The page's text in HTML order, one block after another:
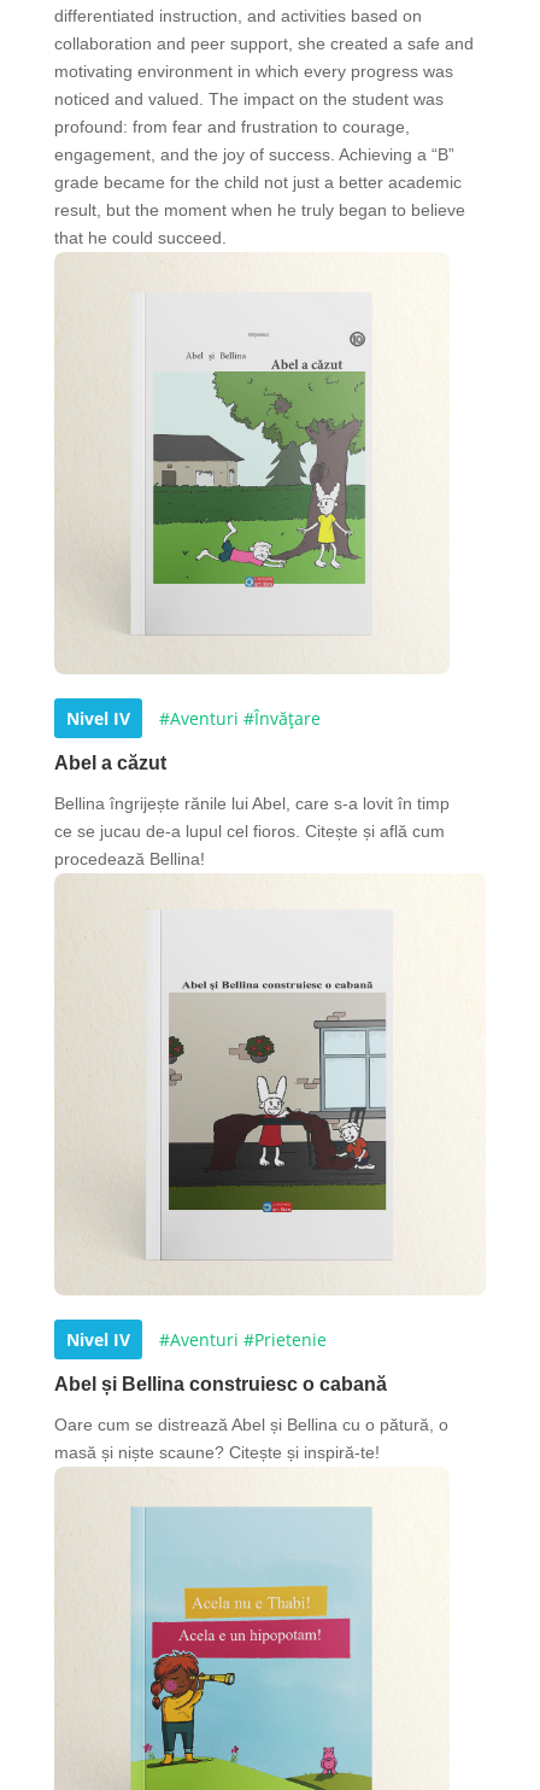
differentiated instruction, and activities based on
collaboration and peer support, she created a safe and
motivating environment in which every progress was
noticed and valued. The impact on the student was
profound: from fear and frustration to courage,
engagement, and the joy of success. Achieving a “B”
grade became for the child not just a better academic
result, but the moment when he truly began to believe
that he could succeed.
Nivel IV #Aventuri #Învățare
Abel a căzut
Bellina îngrijește rănile lui Abel, care s-a lovit în timp
ce se jucau de-a lupul cel fioros. Citește și află cum
procedează Bellina!
Nivel IV #Aventuri #Prietenie
Abel și Bellina construiesc o cabană
Oare cum se distrează Abel și Bellina cu o pătură, o
masă și niște scaune? Citește și inspiră-te!